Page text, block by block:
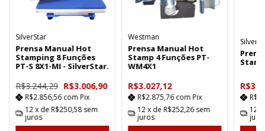
SilverStar
Prensa Manual Hot
Stamping 8 Funções
PT-S 8X1-MI - SilverStar.
R$3.244,29 R$3.006,90
R$2.856,56com Pix
12x de R$250,58 sem
juros
Westman
Prensa Manual Hot
Stamp 4 Funções PT-
WM4X1
R$3.027,12
R$2.875,76com Pix
12x de R$252,26 sem
juros
Silver
12